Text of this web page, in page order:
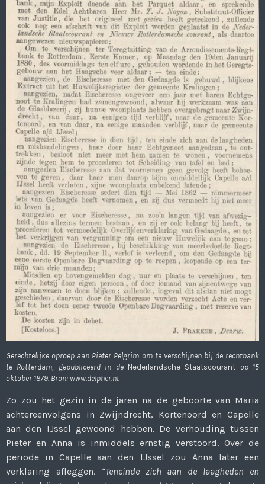
Gerechtelijke oproep aan Pieter Pelgrim om te verschijnen bij de rechtbank
te Rotterdam, gepubliceerd in de Nederlandsche Staatscourant op 15
oktober 1879. Bron: www.delpher.nl.
Zo zou het gezin in de jaren na de geboorte van Maria
achtereenvolgens in Zwijndrecht, Kortenoord en Capelle
aan den IJssel gewoond hebben. De verhouding tussen
Pieter en Anna is inmiddels ernstig verstoord. Over de
periode in Capelle aan den IJssel zou Anna later een
verklaring afleggen. “Teneinde zich aan de laagheden en